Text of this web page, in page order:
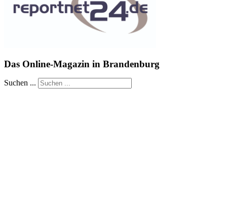
Das Online-Magazin in Brandenburg
Suchen ...